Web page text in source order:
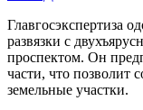
Главгосэкспертиза
развязки с
проспектом. Он
части, что позволит
земельные участки.